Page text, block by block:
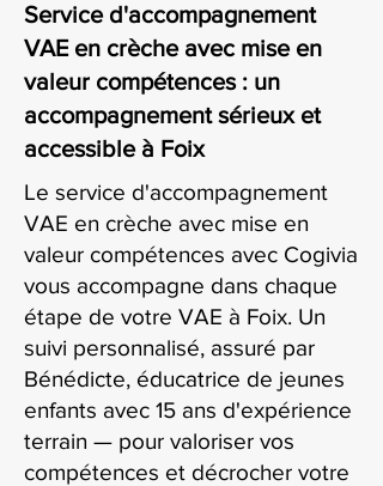
Service d'accompagnement
VAE en crèche avec mise en
valeur compétences : un
accompagnement sérieux et
accessible à Foix
Le service d'accompagnement
VAE en crèche avec mise en
valeur compétences avec Cogivia
vous accompagne dans chaque
étape de votre VAE à Foix. Un
suivi personnalisé, assuré par
Bénédicte, éducatrice de jeunes
enfants avec 15 ans d'expérience
terrain — pour valoriser vos
compétences et décrocher votre